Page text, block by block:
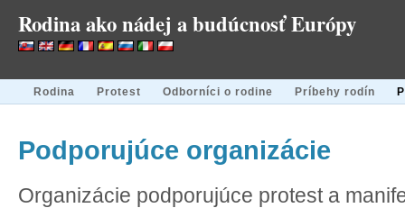
Rodina ako nádej a budúcnosť Európy
Rodina Protest Odborníci o rodine Príbehy rodín
Podporujúce organizácie
Organizácie podporujúce protest a